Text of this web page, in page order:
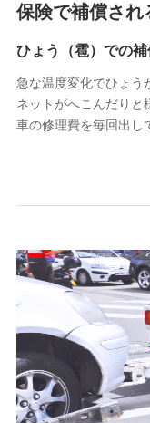
被紹介者への連絡、
けている保険会社
供し、金融商品等の
アンケートやキャン
上記に係る連絡・手
5.通話録音にて取
7.社員（従業者）
人事･勤怠･健康・
退職関連処理等の
業員同士の連絡のた
8.取引先個人情報
取引先としての選
続き業務、取引管理
保険で補償され
ひょう（雹）での
急な温度変化でひょう
ネットがへこんだりと
車の修理費を毎回出